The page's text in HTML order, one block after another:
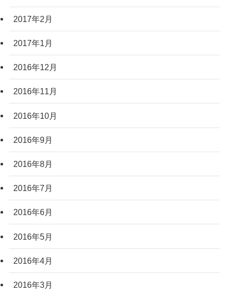
2017年2月
2017年1月
2016年12月
2016年11月
2016年10月
2016年9月
2016年8月
2016年7月
2016年6月
2016年5月
2016年4月
2016年3月